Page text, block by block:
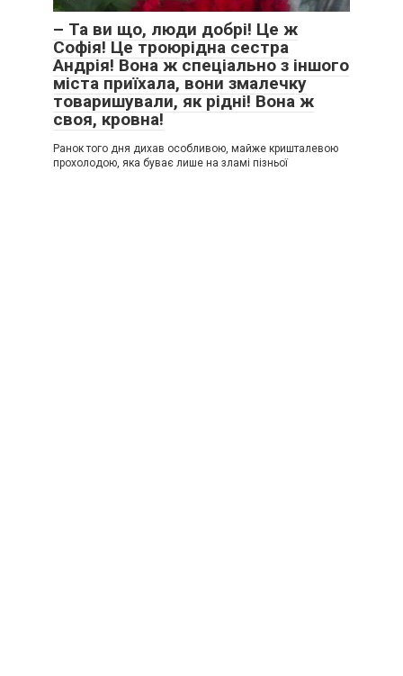
– Та ви що, люди добрі! Це ж
Софія! Це троюрідна сестра
Андрія! Вона ж спеціально з іншого
міста приїхала, вони змалечку
товаришували, як рідні! Вона ж
своя, кровна!
Ранок того дня дихав особливою, майже кришталевою
прохолодою, яка буває лише на зламі пізньої